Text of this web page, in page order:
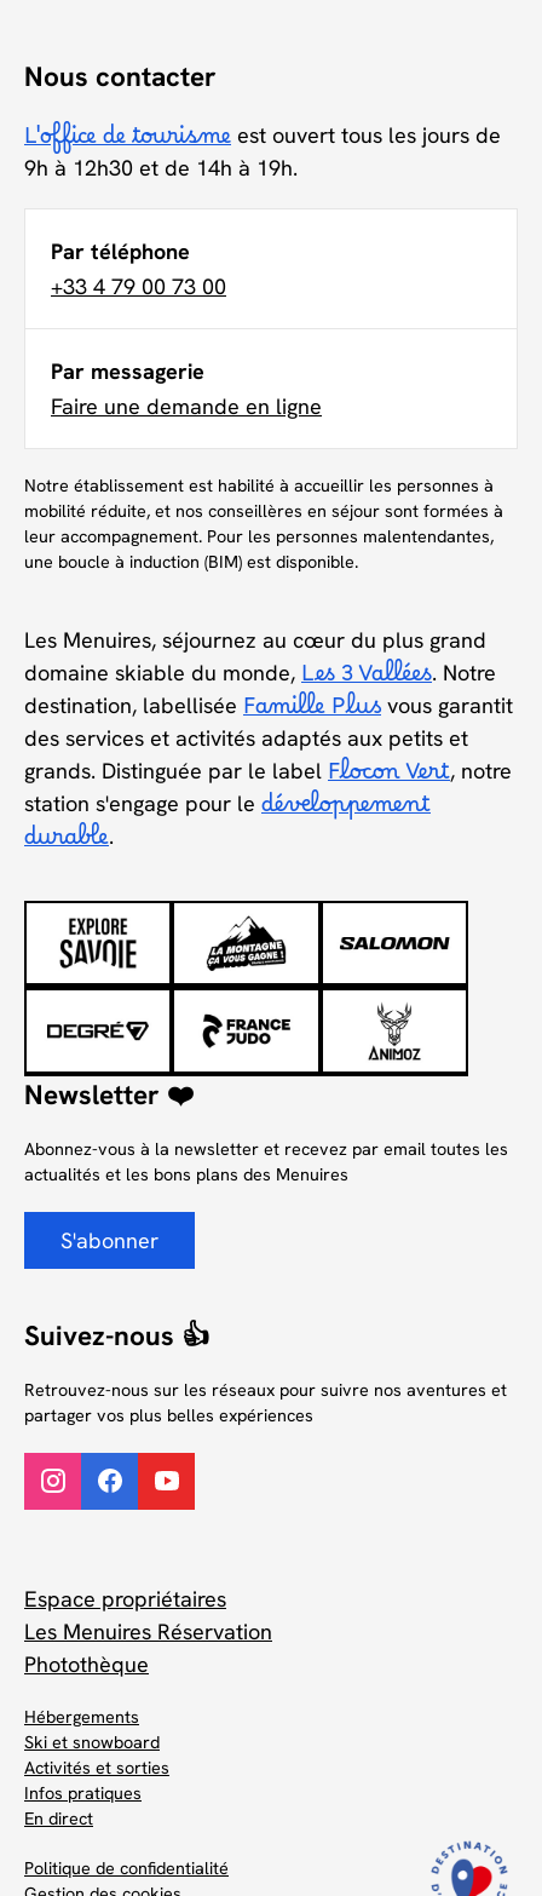
Nous contacter
L'office de tourisme est ouvert tous les jours de
9h à 12h30 et de 14h à 19h.
Par téléphone
+33 4 79 00 73 00
Par messagerie
Faire une demande en ligne
Notre établissement est habilité à accueillir les personnes à
mobilité réduite, et nos conseillères en séjour sont formées à
leur accompagnement. Pour les personnes malentendantes,
une boucle à induction (BIM) est disponible.
Les Menuires, séjournez au cœur du plus grand
domaine skiable du monde, Les 3 Vallées. Notre
destination, labellisée Famille Plus vous garantit
des services et activités adaptés aux petits et
grands. Distinguée par le label Flocon Vert, notre
station s'engage pour le développement
durable.
Newsletter ❤️
Abonnez-vous à la newsletter et recevez par email toutes les
actualités et les bons plans des Menuires
S'abonner
Suivez-nous 👍
Retrouvez-nous sur les réseaux pour suivre nos aventures et
partager vos plus belles expériences
Espace propriétaires
Les Menuires Réservation
Photothèque
Hébergements
Ski et snowboard
Activités et sorties
Infos pratiques
En direct
Politique de confidentialité